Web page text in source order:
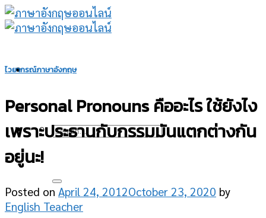
Skip
to
ไวยากรณ์ภาษาอังกฤษ
Personal Pronouns คืออะไร ใช้ยังไง
เพราะประธานกับกรรมมันแตกต่างกัน
อยู่นะ!
Posted on April 24, 2012October 23, 2020 by
English Teacher